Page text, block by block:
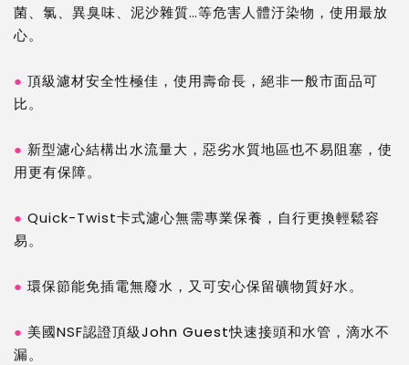
菌、氯、異臭味、泥沙雜質…等危害人體汙染物，使用最放
心。
● 頂級濾材安全性極佳，使用壽命長，絕非一般市面品可
比。
● 新型濾心結構出水流量大，惡劣水質地區也不易阻塞，使
用更有保障。
● Quick-Twist卡式濾心無需專業保養，自行更換輕鬆容
易。
● 環保節能免插電無廢水，又可安心保留礦物質好水。
● 美國NSF認證頂級John Guest快速接頭和水管，滴水不
漏。